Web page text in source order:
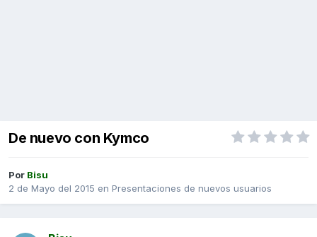
De nuevo con Kymco
Por Bisu
2 de Mayo del 2015 en Presentaciones de nuevos usuarios